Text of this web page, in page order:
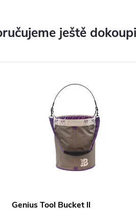
ještě
Genius Tool Bucket ll